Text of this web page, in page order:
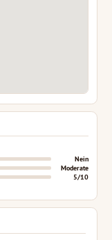
Nein
Moderate
5/10